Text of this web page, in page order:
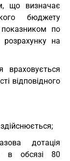
що визначає
бюджету
показником по
на
враховується
відповідного
дотація
в обсязі 80